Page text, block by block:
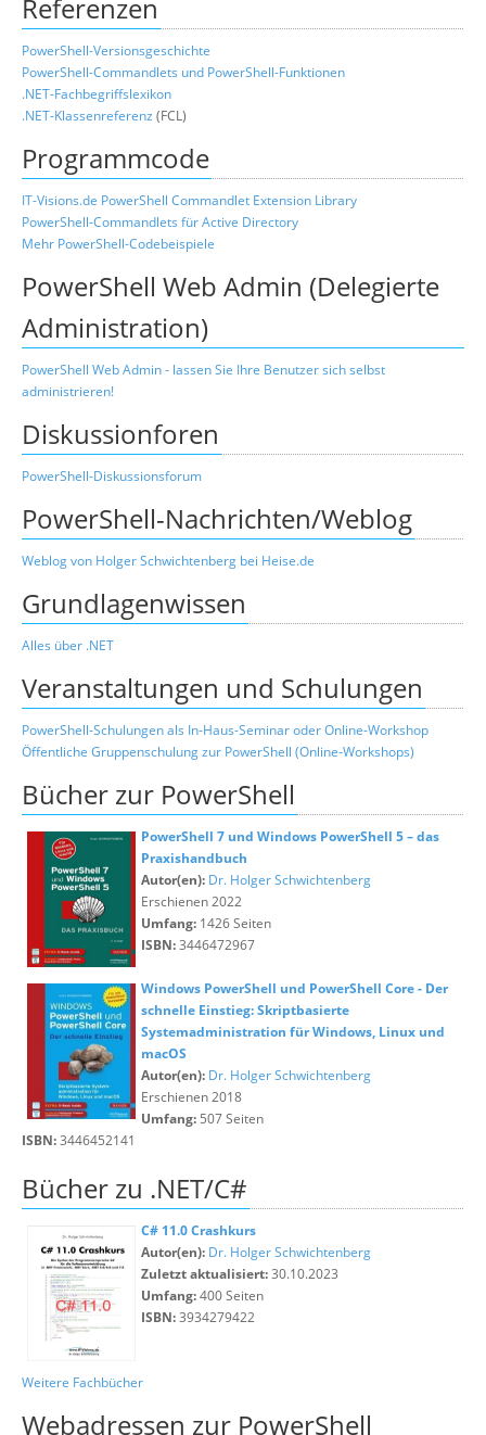
Referenzen
PowerShell-Versionsgeschichte
PowerShell-Commandlets und PowerShell-Funktionen
.NET-Fachbegriffslexikon
.NET-Klassenreferenz (FCL)
Programmcode
IT-Visions.de PowerShell Commandlet Extension Library
PowerShell-Commandlets für Active Directory
Mehr PowerShell-Codebeispiele
PowerShell Web Admin (Delegierte
Administration)
PowerShell Web Admin - lassen Sie Ihre Benutzer sich selbst
administrieren!
Diskussionforen
PowerShell-Diskussionsforum
PowerShell-Nachrichten/Weblog
Weblog von Holger Schwichtenberg bei Heise.de
Grundlagenwissen
Alles über .NET
Veranstaltungen und Schulungen
PowerShell-Schulungen als In-Haus-Seminar oder Online-Workshop
Öffentliche Gruppenschulung zur PowerShell (Online-Workshops)
Bücher zur PowerShell
PowerShell 7 und Windows PowerShell 5 – das
Praxishandbuch
Autor(en): Dr. Holger Schwichtenberg
Erschienen 2022
Umfang: 1426 Seiten
ISBN:3446472967
Windows PowerShell und PowerShell Core - Der
schnelle Einstieg: Skriptbasierte
Systemadministration für Windows, Linux und
macOS
Autor(en): Dr. Holger Schwichtenberg
Erschienen 2018
Umfang: 507 Seiten
ISBN:3446452141
Bücher zu .NET/C#
C# 11.0 Crashkurs
Autor(en): Dr. Holger Schwichtenberg
Zuletzt aktualisiert:30.10.2023
Umfang:400 Seiten
ISBN:3934279422
Weitere Fachbücher
Webadressen zur PowerShell